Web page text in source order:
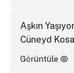
Aşkın
Cüneyd
Görüntüle